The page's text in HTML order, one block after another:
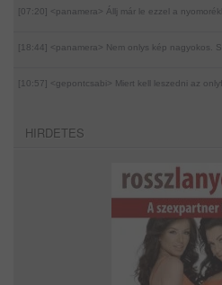
[07:20] <panamera> Állj már le ezzel a
[18:44] <panamera> Nem onlys kép nagyokos.
[10:57] <gepontcsabi> Miert kell leszedni az
HIRDETES